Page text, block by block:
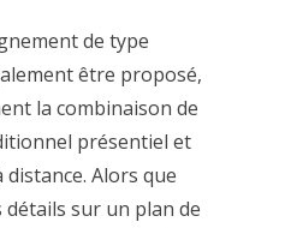
de type
être proposé,
la combinaison de
présentiel et
distance. Alors que
sur un plan de